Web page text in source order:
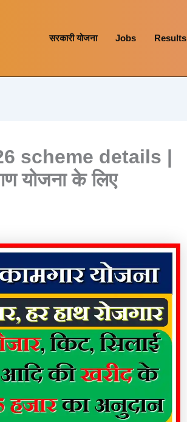
सरकारी योजना Jobs Results
scheme details |
योजना के लिए